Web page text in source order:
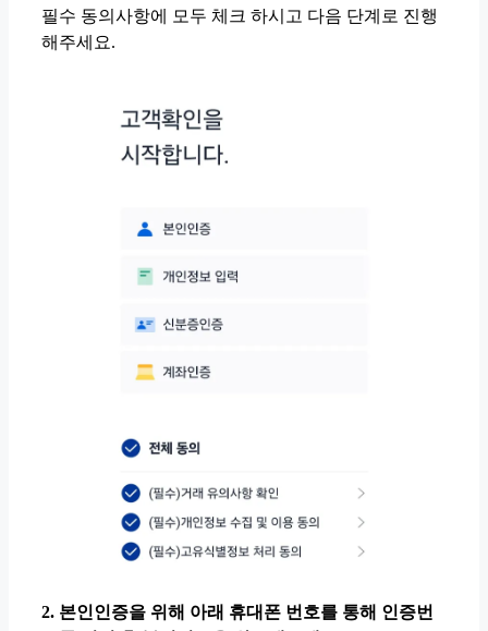
필수 동의사항에 모두 체크 하시고 다음 단계로 진행
해주세요.
2. 본인인증을 위해 아래 휴대폰 번호를 통해 인증번